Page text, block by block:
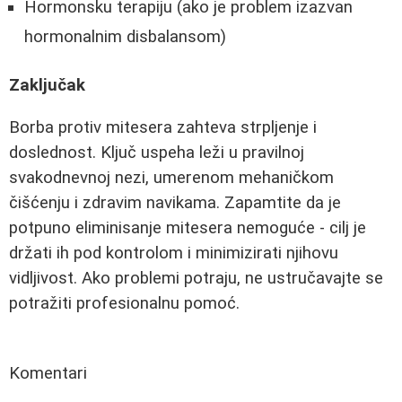
Hormonsku terapiju (ako je problem izazvan
hormonalnim disbalansom)
Zaključak
Borba protiv mitesera zahteva strpljenje i
doslednost. Ključ uspeha leži u pravilnoj
svakodnevnoj nezi, umerenom mehaničkom
čišćenju i zdravim navikama. Zapamtite da je
potpuno eliminisanje mitesera nemoguće - cilj je
držati ih pod kontrolom i minimizirati njihovu
vidljivost. Ako problemi potraju, ne ustručavajte se
potražiti profesionalnu pomoć.
Komentari